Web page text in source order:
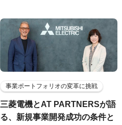
事業ポートフォリオの変革に挑戦
三菱電機とAT PARTNERSが語
る、新規事業開発成功の条件と